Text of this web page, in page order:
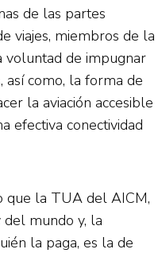
de las partes
viajes, miembros de la
voluntad de impugnar
como, la forma de
la aviación accesible
efectiva conectividad
que la TUA del AICM,
del mundo y, la
la paga, es la de